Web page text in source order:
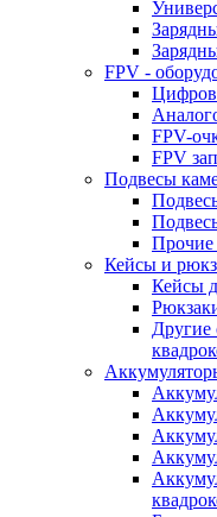
FPV -
FPV-
FPV
Подвесы
Прочие
Кейсы и
Кейсы
Другие